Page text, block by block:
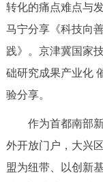
转化的痛点难点与
马宁分享《科技向
践》。京津冀国家
础研究成果产业化
验分享。
作为首都南部新
外开放门户，大兴
盟为纽带、以创新